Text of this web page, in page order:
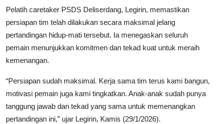
Pelatih caretaker PSDS Deliserdang, Legirin, memastikan
persiapan tim telah dilakukan secara maksimal jelang
pertandingan hidup-mati tersebut. Ia menegaskan seluruh
pemain menunjukkan komitmen dan tekad kuat untuk meraih
kemenangan.
“Persiapan sudah maksimal. Kerja sama tim terus kami bangun,
motivasi pemain juga kami tingkatkan. Anak-anak sudah punya
tanggung jawab dan tekad yang sama untuk memenangkan
pertandingan ini,” ujar Legirin, Kamis (29/1/2026).